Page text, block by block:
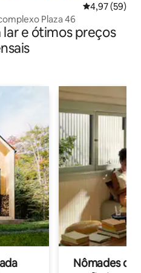
4,97 de uma
4,97 (59)
Plaza 46
e ótimos preços
Nômades